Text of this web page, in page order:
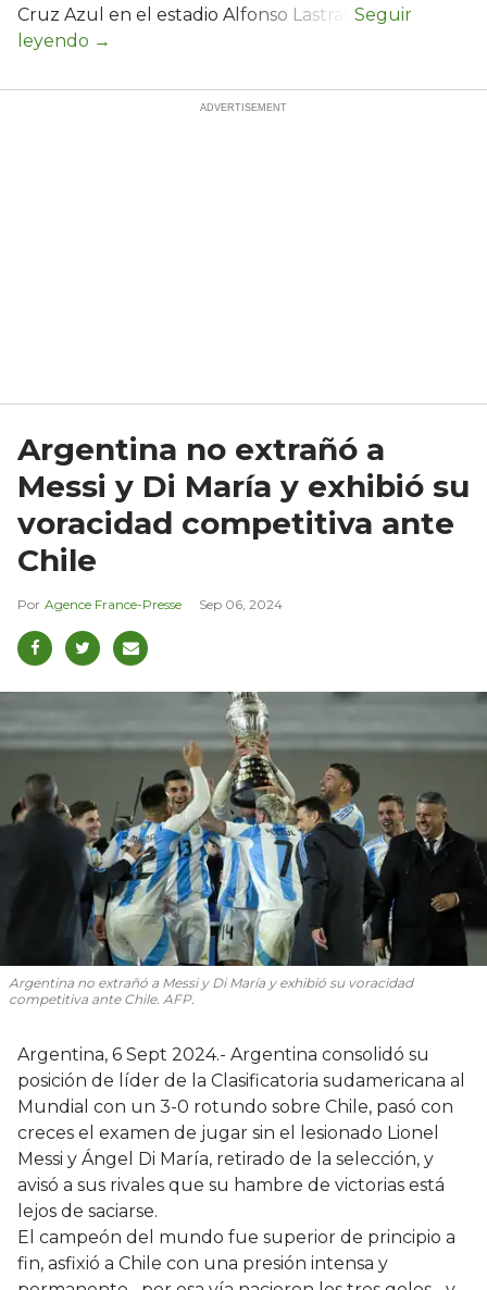
Cruz Azul en el estadio Alfonso Lastras.
Argentina no extrañó a
Messi y Di María y exhibió su
voracidad competitiva ante
Chile
Agence France-Presse Sep 06, 2024
Argentina no extrañó a Messi y Di María y exhibió su voracidad
competitiva ante Chile. AFP.
Argentina, 6 Sept 2024.- Argentina consolidó su
posición de líder de la Clasificatoria sudamericana al
Mundial con un 3-0 rotundo sobre Chile, pasó con
creces el examen de jugar sin el lesionado Lionel
Messi y Ángel Di María, retirado de la selección, y
avisó a sus rivales que su hambre de victorias está
lejos de saciarse.
El campeón del mundo fue superior de principio a
fin, asfixió a Chile con una presión intensa y